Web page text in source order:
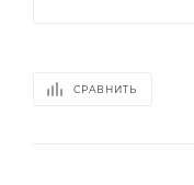
СРАВНИТЬ